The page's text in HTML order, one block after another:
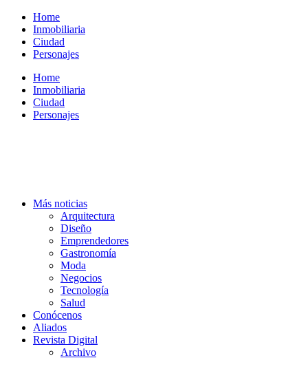
contenido
Home
Inmobiliaria
Ciudad
Personajes
Home
Inmobiliaria
Ciudad
Personajes
Más noticias
Arquitectura
Diseño
Emprendedores
Gastronomía
Moda
Negocios
Tecnología
Salud
Conócenos
Aliados
Revista Digital
Archivo